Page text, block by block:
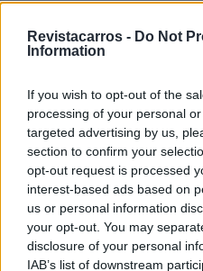
Revistacarros - Do Not
Information
If you wish to opt-out of the
processing of your personal
targeted advertising by us,
section to confirm your
opt-out request is processed
interest-based ads based on
us or personal information
your opt-out. You may
disclosure of your personal
IAB’s list of downstream
representa uma
clientes que valorizam a
design distintivo”
, refere
Kronschnabl, Managing
Europe.
Leia também: